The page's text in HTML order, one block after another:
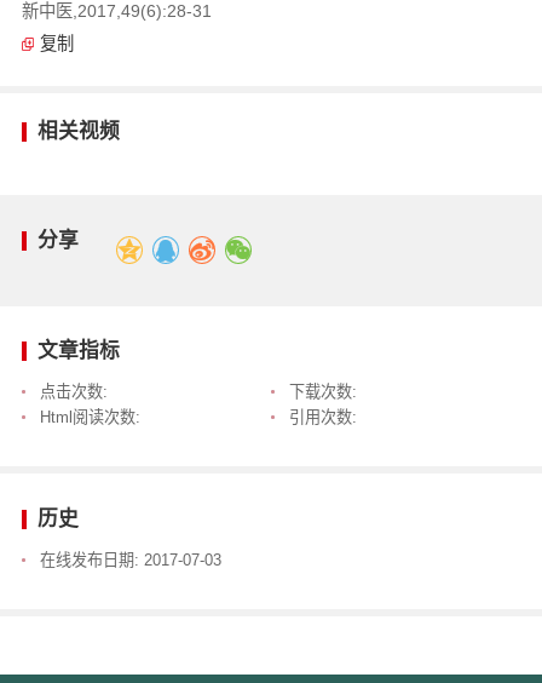
新中医,2017,49(6):28-31
复制
相关视频
分享
文章指标
点击次数:
下载次数:
Html阅读次数:
引用次数:
历史
在线发布日期: 2017-07-03